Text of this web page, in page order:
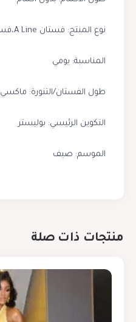
نوع المنتج: فستان A Line،فستان ماكسي
المناسبة: يومي
طول الفستان/التنورة: ماكسي
التكوين الرئيسي: بوليستر
الموسم: صيف
منتجات ذات صلة